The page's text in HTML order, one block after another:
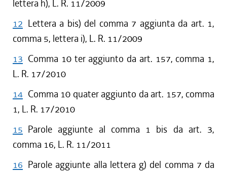
lettera h), L. R. 11/2009
12 Lettera a bis) del comma 7 aggiunta da art. 1,
comma 5, lettera i), L. R. 11/2009
13 Comma 10 ter aggiunto da art. 157, comma 1,
L. R. 17/2010
14 Comma 10 quater aggiunto da art. 157, comma
1, L. R. 17/2010
15 Parole aggiunte al comma 1 bis da art. 3,
comma 16, L. R. 11/2011
16 Parole aggiunte alla lettera g) del comma 7 da